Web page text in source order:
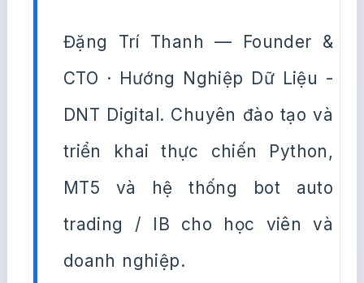
Đặng Trí Thanh — Founder &
CTO · Hướng Nghiệp Dữ Liệu -
DNT Digital. Chuyên đào tạo và
triển khai thực chiến Python,
MT5 và hệ thống bot auto
trading / IB cho học viên và
doanh nghiệp.